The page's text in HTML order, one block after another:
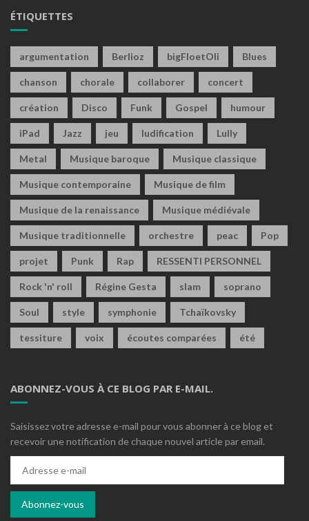
ÉTIQUETTES
argumentation Berlioz bigFloetOli Blues
chanson chorale collaborer concert
création Disco Funk Gospel humour
iPad Jazz jeu ludification Lully
Metal Musique baroque Musique classique
Musique contemporaine Musique de film
Musique de la renaissance Musique médiévale
Musique traditionnelle orchestre peac Pop
projet Punk Rap RESSENTI PERSONNEL
Rock 'n' roll Régine Gesta slam soprano
Soul style symphonie Tchaïkovsky
tessiture voix écoutes comparées été
ABONNEZ-VOUS À CE BLOG PAR E-MAIL.
Saisissez votre adresse e-mail pour vous abonner à ce blog et
recevoir une notification de chaque nouvel article par email.
mail
Abonnez-vous